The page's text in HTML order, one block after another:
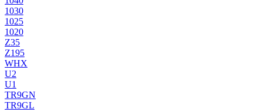
1030
1025
1020
Z35
Z195
WHX
U2
U1
TR9GN
TR9GL